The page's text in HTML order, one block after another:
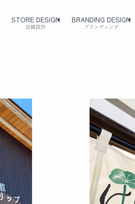
STORE DESIGN
店舗設計
BRANDING DESIGN
ブランディング